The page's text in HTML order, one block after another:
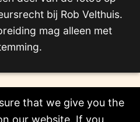
bij Rob Velthuis.
mag alleen met
that we give you the
our website. If you